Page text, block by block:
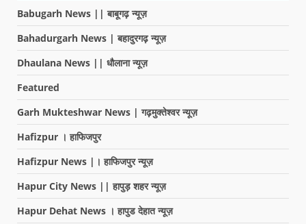
Babugarh News || बाबूगढ़ न्यूज़
Bahadurgarh News | बहादुरगढ़ न्यूज़
Dhaulana News || धौलाना न्यूज़
Featured
Garh Mukteshwar News | गढ़मुक्तेश्वर न्यूज़
Hafizpur । हाफिजपुर
Hafizpur News |। हाफिजपुर न्यूज़
Hapur City News || हापुड़ शहर न्यूज़
Hapur Dehat News । हापुड देहात न्यूज़